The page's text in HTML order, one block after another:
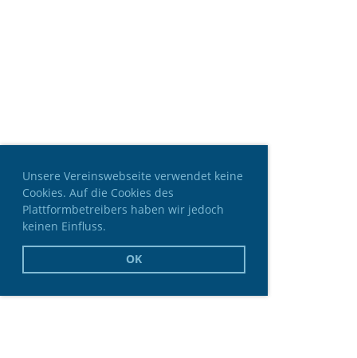
Unsere Vereinswebseite verwendet keine
Cookies. Auf die Cookies des
Plattformbetreibers haben wir jedoch
keinen Einfluss.
OK